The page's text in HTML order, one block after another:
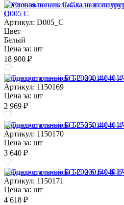
Стеновая панель Скала из
C
Артикул: D005_C
Цвет
Белый
Цена за: шт
18 900 ₽
Бордюр стальной БС-200.4.140-4-
Артикул: 1150169
Цена за: шт
2 969 ₽
Бордюр стальной БС-250.4.140-4-
Артикул: 1150170
Цена за: шт
3 640 ₽
Бордюр стальной БС-200.6.140-6-
Артикул: 1150171
Цена за: шт
4 618 ₽